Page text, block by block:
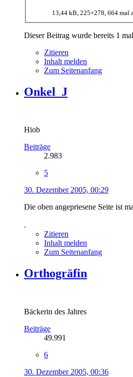
13,44 kB, 225×278, 664 mal
Dieser Beitrag wurde bereits 1
Zitieren
Inhalt melden
Zum Seitenanfang
Onkel_J
Hiob
Beiträge
2.983
5
30. Dezember 2005, 00:29
Die oben angepriesene Seite ist
.
Zitieren
Inhalt melden
Zum Seitenanfang
Orthogräfin
Bäckerin des Jahres
Beiträge
49.991
6
30. Dezember 2005, 00:36